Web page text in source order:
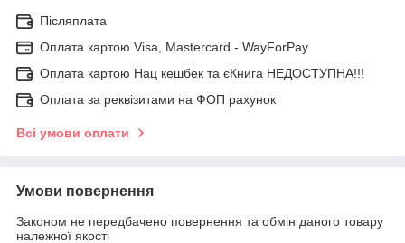
Післяплата
Оплата картою Visa, Mastercard - WayForPay
Оплата картою Нац кешбек та єКнига НЕДОСТУПНА!!!
Оплата за реквізитами на ФОП рахунок
Всі умови оплати
Умови повернення
Законом не передбачено повернення та обмін даного товару
належної якості